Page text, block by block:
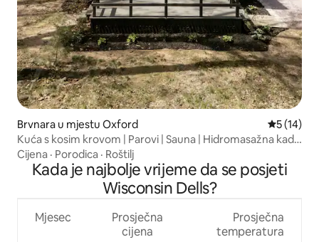
Brvnara u mjestu Oxford Prosječna
5 (14)
Kuća s kosim krovom | Parovi | Sauna | Hidromasažna kada
| Ognjište
Cijena · Porodica · Roštilj
Kada je najbolje vrijeme da se posjeti
Wisconsin Dells?
Mjesec
Prosječna
cijena
Prosječna
temperatura